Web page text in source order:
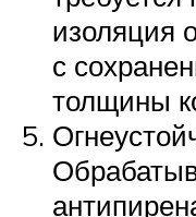
изоляция
с
толщины